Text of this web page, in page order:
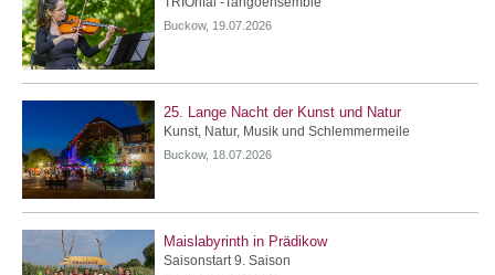
Buckow, 19.07.2026
25. Lange Nacht der Kunst und Natur
Kunst, Natur, Musik und Schlemmermeile
Buckow, 18.07.2026
Maislabyrinth in Prädikow
Saisonstart 9. Saison